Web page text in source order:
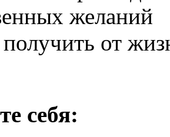
желаний
от
себя: